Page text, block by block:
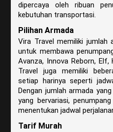
dipercaya oleh ribuan
kebutuhan transportasi.
Pilihan Armada
Vira Travel memiliki jumlah
untuk membawa
Avanza, Innova Reborn, Elf,
Travel juga memiliki
setiap harinya seperti
Dengan jumlah armada
yang bervariasi,
menentukan jadwal
Tarif Murah